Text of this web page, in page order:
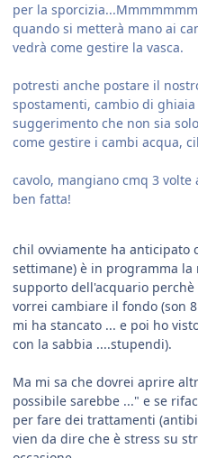
per la
quando si metterà mano ai
vedrà come gestire la vasca.
potresti anche postare il
spostamenti, cambio di
suggerimento che non sia
come gestire i cambi acqua,
cavolo, mangiano cmq 3
ben fatta!
chil ovviamente ha anticipato
settimane) è in programma la
supporto dell'acquario
vorrei cambiare il fondo (son
mi ha stancato ... e poi ho
con la sabbia ....stupendi).
Ma mi sa che dovrei aprire
possibile sarebbe ..." e se
per fare dei trattamenti
vien da dire che è stress su